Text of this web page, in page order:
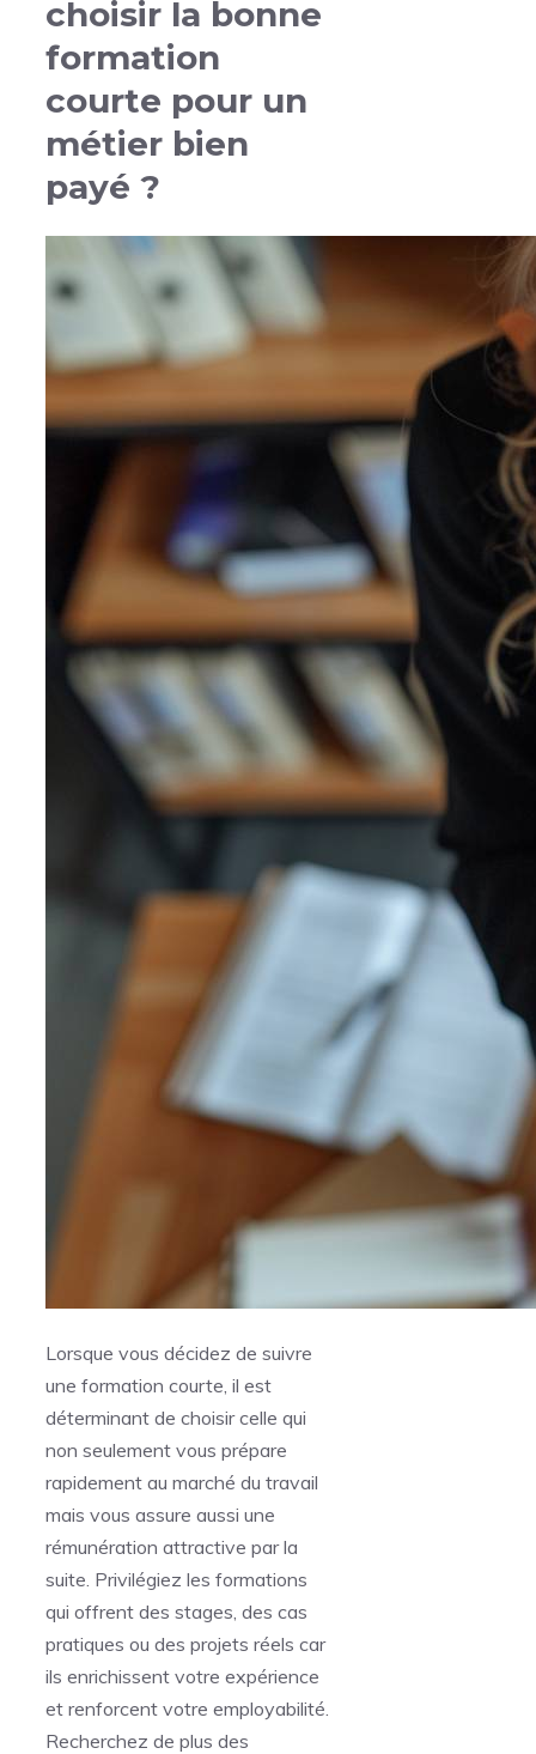
choisir la bonne
formation
courte pour un
métier bien
payé ?
Lorsque vous décidez de suivre
une formation courte, il est
déterminant de choisir celle qui
non seulement vous prépare
rapidement au marché du travail
mais vous assure aussi une
rémunération attractive par la
suite. Privilégiez les formations
qui offrent des stages, des cas
pratiques ou des projets réels car
ils enrichissent votre expérience
et renforcent votre employabilité.
Recherchez de plus des